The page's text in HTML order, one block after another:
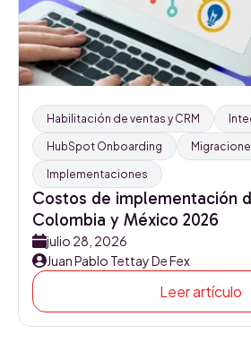
Habilitación de ventas y CRM
HubSpot Onboarding
Implementaciones
Costos de implementación
Colombia y México 2026
julio 28, 2026
Juan Pablo Tettay De Fex
Leer artículo